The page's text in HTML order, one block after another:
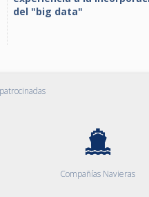
del "big data"
Compañías Navieras